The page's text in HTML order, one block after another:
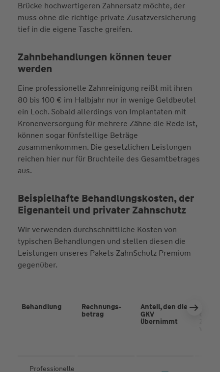
Brücke hochwertigeren Zahnersatz möchte, der
muss ohne die richtige private Zusatzversicherung
tief in die eigene Tasche greifen.
Zahnbehandlungen können teuer
werden
Eine professionelle Zahnreinigung reißt mit ihren
80 bis 100 € im Halbjahr nur in wenige Geldbeutel
ein Loch. Sobald allerdings von Implantaten mit
Kronenversorgung für mehrere Zähne die Rede ist,
können sogar fünfstellige Beträge
zusammenkommen. Die gesetzlichen Leistungen
reichen hier nur für Bruchteile des Gesamtbetrages
aus.
Beispielhafte Behandlungskosten, der
Eigenanteil und privater Zahnschutz
Wir verwenden durchschnittliche Kosten von
typischen Behandlungen und stellen diesen die
Leistungen unseres Pakets ZahnSchutz Premium
gegenüber.
Behandlung
Rechnungs­
betrag
Anteil, den die
GKV
übernimmt
Professionelle